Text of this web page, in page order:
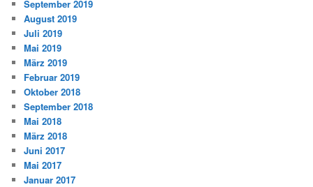
September 2019
August 2019
Juli 2019
Mai 2019
März 2019
Februar 2019
Oktober 2018
September 2018
Mai 2018
März 2018
Juni 2017
Mai 2017
Januar 2017